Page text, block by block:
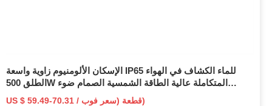
الإسكان الألومنيوم زاوية واسعة IP65 للماء الكشاف في الهواء
الطلق 500W المتكاملة عالية الطاقة الشمسية الصمام ضوء
الفيضانات
US $ 59.49-70.31 / قطعة (سعر فوب)